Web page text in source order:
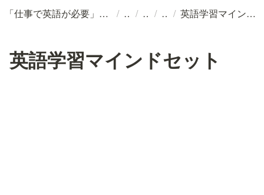
「仕事で英語が必要」な知的プロフェッショナルのための、個別最適型AI英語コーチング / / / / 英語学習マインドセット
英語学習マインドセット